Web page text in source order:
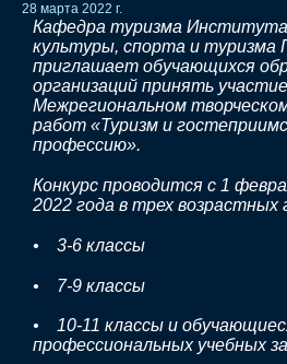
28 марта 2022 г.
Кафедра туризма Института
культуры, спорта и туризма
приглашает обучающихся
организаций принять
Межрегиональном
работ «Туризм и
профессию».
Конкурс проводится с 1
2022 года в трех возрастных
• 3-6 классы
• 7-9 классы
• 10-11 классы и
профессиональных учебных